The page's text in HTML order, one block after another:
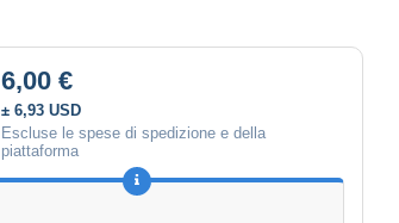
6,00 €
± 6,93 USD
Escluse le spese di spedizione e della
piattaforma